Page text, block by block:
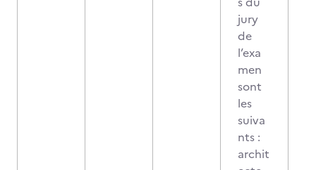
jury
de
l’exa
men
sont
les
suiva
nts :
archit